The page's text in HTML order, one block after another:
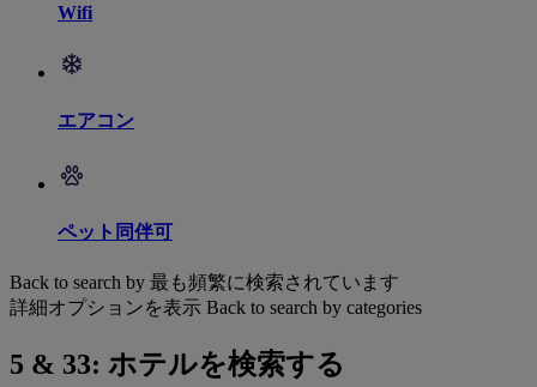
Wifi
エアコン
ペット同伴可
Back to search by 最も頻繁に検索されています
詳細オプションを表示 Back to search by categories
5 & 33: ホテルを検索する